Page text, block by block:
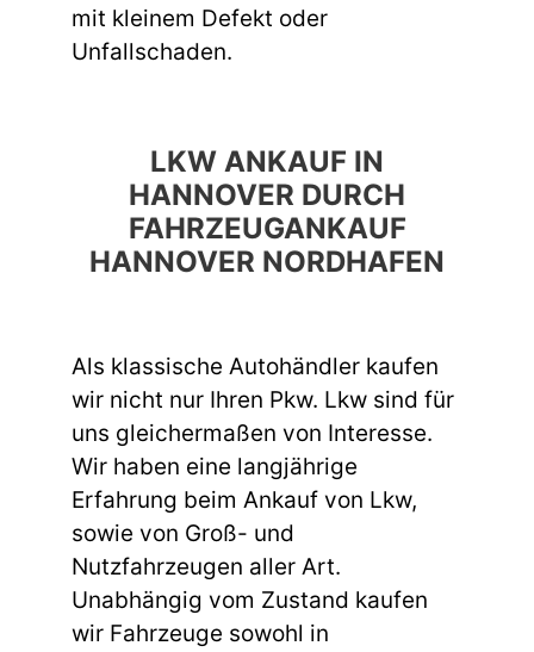
mit kleinem Defekt oder
Unfallschaden.
LKW ANKAUF IN
HANNOVER DURCH
FAHRZEUGANKAUF
HANNOVER NORDHAFEN
Als klassische Autohändler kaufen
wir nicht nur Ihren Pkw. Lkw sind für
uns gleichermaßen von Interesse.
Wir haben eine langjährige
Erfahrung beim Ankauf von Lkw,
sowie von Groß- und
Nutzfahrzeugen aller Art.
Unabhängig vom Zustand kaufen
wir Fahrzeuge sowohl in